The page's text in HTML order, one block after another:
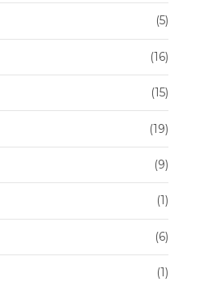
(5)
(16)
(15)
(19)
(9)
(1)
(6)
(1)